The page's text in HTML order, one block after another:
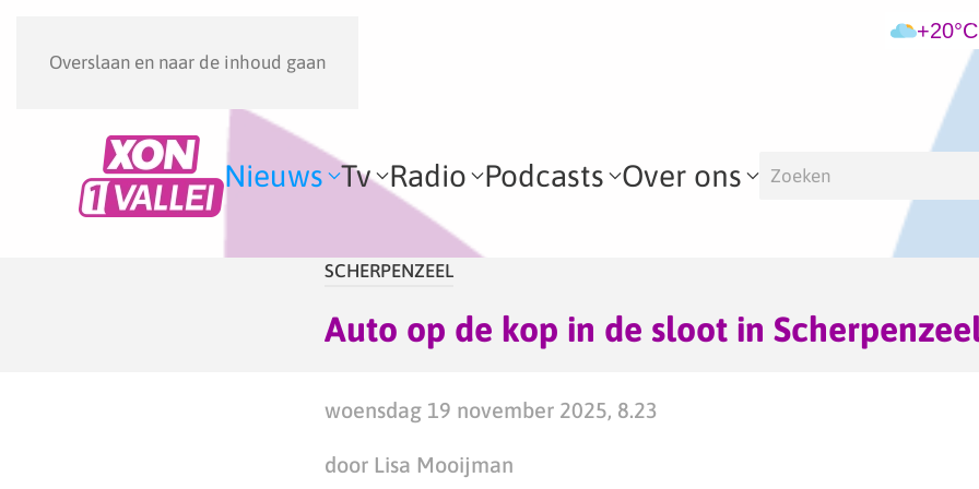
Overslaan en naar de inhoud gaan
+20°C
Nieuws Tv Radio Podcasts Over ons
SCHERPENZEEL
Auto op de kop in de sloot in
woensdag 19 november 2025, 8.23
door Lisa Mooijman